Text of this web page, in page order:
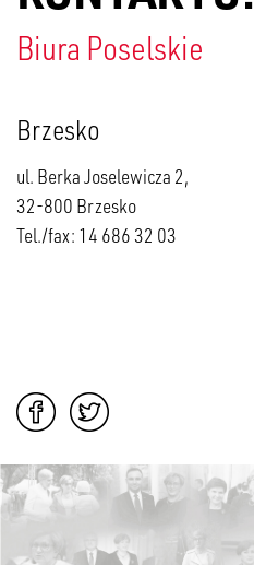
Biura Poselskie
Brzesko
ul. Berka Joselewicza 2,
32-800 Brzesko
Tel./fax: 14 686 32 03